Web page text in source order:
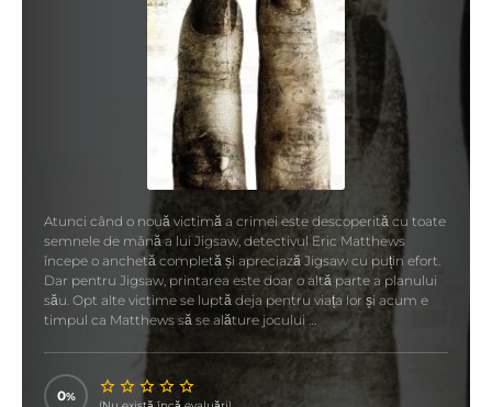
Atunci când o nouă victimă a crimei este descoperită cu toate
semnele de mână a lui Jigsaw, detectivul Eric Matthews
începe o anchetă completă și apreciază Jigsaw cu puțin efort.
Dar pentru Jigsaw, printarea este doar o altă parte a planului
său. Opt alte victime se luptă deja pentru viața lor și acum e
timpul ca Matthews să se alăture jocului …
0